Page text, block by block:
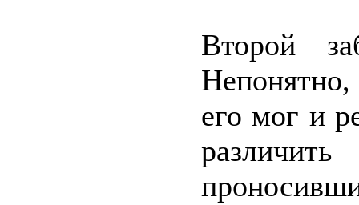
Второй
Непонятно,
его мог и